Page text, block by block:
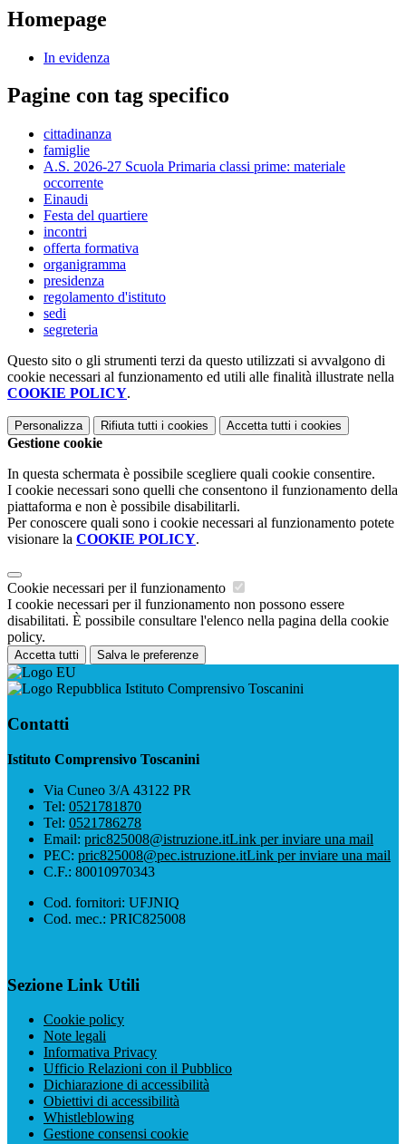
Homepage
In evidenza
Pagine con tag specifico
cittadinanza
famiglie
A.S. 2026-27 Scuola Primaria classi prime: materiale
occorrente
Einaudi
Festa del quartiere
incontri
offerta formativa
organigramma
presidenza
regolamento d'istituto
sedi
segreteria
Questo sito o gli strumenti terzi da questo utilizzati si avvalgono di
cookie necessari al funzionamento ed utili alle finalità illustrate nella
COOKIE POLICY.
Personalizza Rifiuta tutti i cookies Accetta tutti i cookies
Gestione cookie
In questa schermata è possibile scegliere quali cookie consentire.
I cookie necessari sono quelli che consentono il funzionamento della
piattaforma e non è possibile disabilitarli.
Per conoscere quali sono i cookie necessari al funzionamento potete
visionare la COOKIE POLICY.
Cookie necessari per il funzionamento
I cookie necessari per il funzionamento non possono essere
disabilitati. È possibile consultare l'elenco nella pagina della cookie
policy.
Accetta tutti Salva le preferenze
Istituto Comprensivo Toscanini
Contatti
Istituto Comprensivo Toscanini
Via Cuneo 3/A 43122 PR
Tel: 0521781870
Tel: 0521786278
Email: pric825008@istruzione.itLink per inviare una mail
PEC: pric825008@pec.istruzione.itLink per inviare una mail
C.F.: 80010970343
Cod. fornitori: UFJNIQ
Cod. mec.: PRIC825008
Sezione Link Utili
Cookie policy
Note legali
Informativa Privacy
Ufficio Relazioni con il Pubblico
Dichiarazione di accessibilità
Obiettivi di accessibilità
Whistleblowing
Gestione consensi cookie